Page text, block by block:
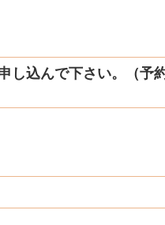
し込んで下さい。（予